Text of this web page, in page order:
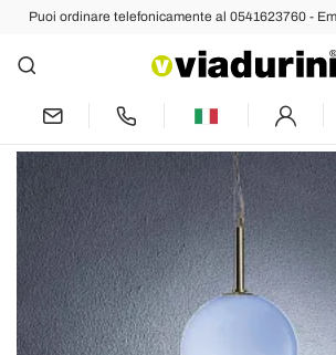
Puoi ordinare telefonicamente al 0541623760 -
Indietro
Lampada a Sospensione
Vetro di Venezia